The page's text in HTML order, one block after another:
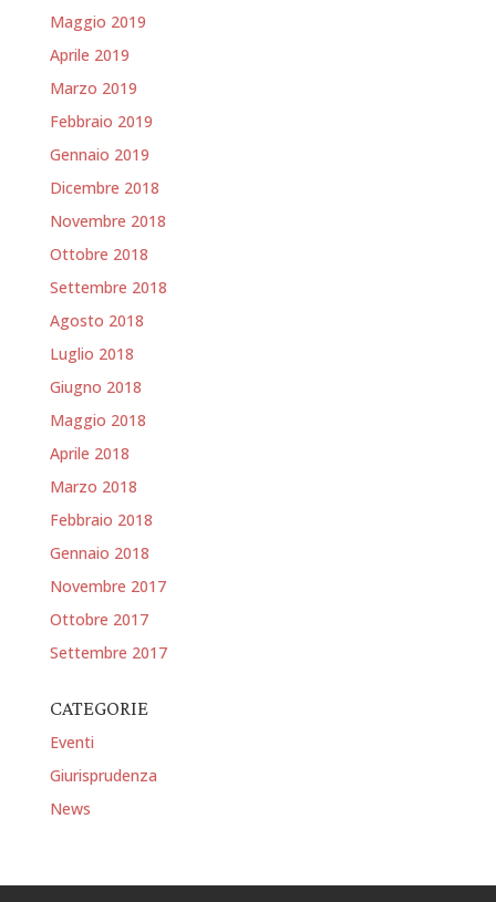
Maggio 2019
Aprile 2019
Marzo 2019
Febbraio 2019
Gennaio 2019
Dicembre 2018
Novembre 2018
Ottobre 2018
Settembre 2018
Agosto 2018
Luglio 2018
Giugno 2018
Maggio 2018
Aprile 2018
Marzo 2018
Febbraio 2018
Gennaio 2018
Novembre 2017
Ottobre 2017
Settembre 2017
CATEGORIE
Eventi
Giurisprudenza
News